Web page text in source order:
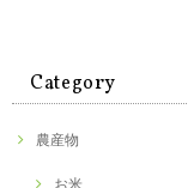
Category
農産物
お米